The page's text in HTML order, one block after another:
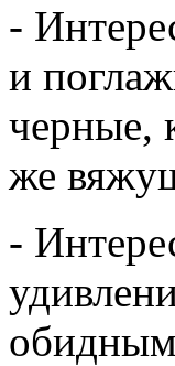
-
и
черные,
же
-
обидным